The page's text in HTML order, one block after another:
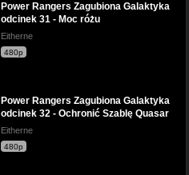
Power Rangers Zagubiona Galaktyka
odcinek 31 - Moc różu
Eitherne
480p
Power Rangers Zagubiona Galaktyka
odcinek 32 - Ochronić Szablę Quasar
Eitherne
480p